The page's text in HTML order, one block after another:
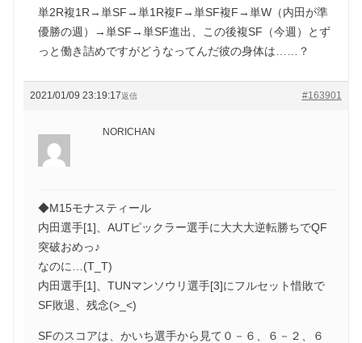
単2R複1R→単SF→単1R複F→単SF複F→単W（内田が準
優勝の週）→単SF→単SF進出、この後複SF（今週）とず
っと働き詰めですがどうなってんだ彼の身体は……？
2021/01/09 23:19:17 #163901
返信
NORICHAN
◆M15モナスティール
内田選手[1]、AUTピックラー選手に大大大逆転勝ちでQF
突破おめっ♪
なのに…(T_T)
内田選手[1]、TUNマンソウリ選手[3]にフルセット惜敗で
SF敗退、残念(>_<)
SFのスコアは、かいち選手から見て０－６、６－２、６